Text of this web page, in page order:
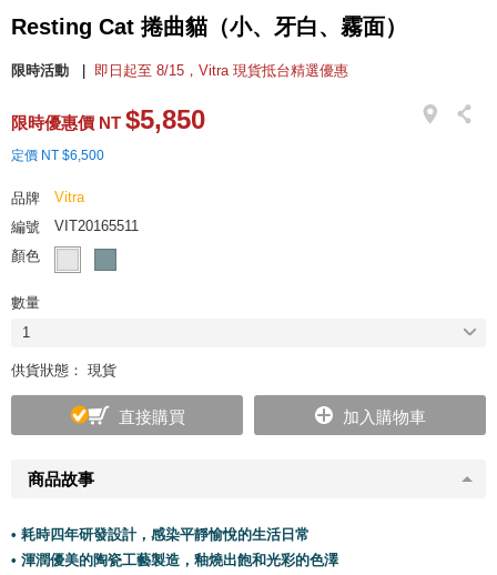
Resting Cat 捲曲貓（小、牙白、霧面）
限時活動 即日起至 8/15，Vitra 現貨抵台精選優惠
商品故事
• 耗時四年研發設計，感染平靜愉悅的生活日常
• 渾潤優美的陶瓷工藝製造，釉燒出飽和光彩的色澤
限時優惠價 NT $5,850
定價 NT $6,500
品牌
Vitra
編號
VIT20165511
顏色
數量
1
供貨狀態： 現貨
直接購買 加入購物車